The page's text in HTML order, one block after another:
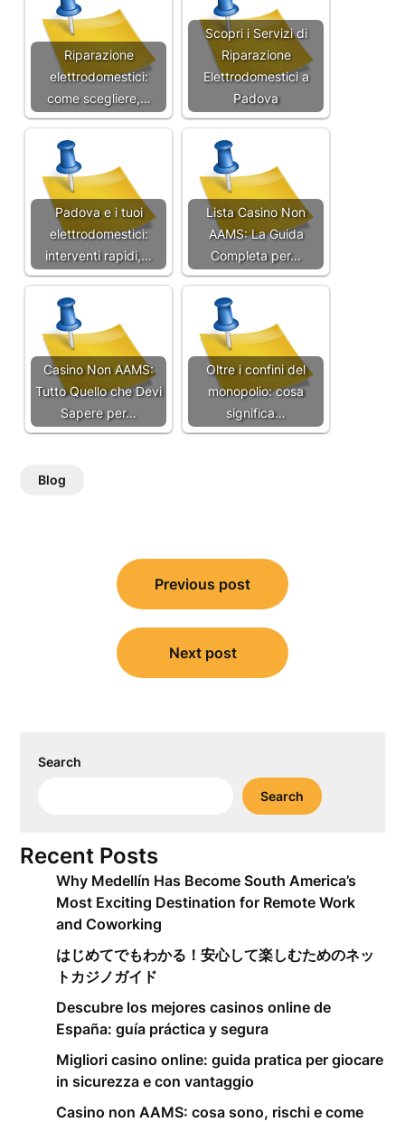
Riparazione
elettrodomestici:
come scegliere,…
Scopri i Servizi di
Riparazione
Elettrodomestici a
Padova
Padova e i tuoi
elettrodomestici:
interventi rapidi,…
Lista Casino Non
AAMS: La Guida
Completa per…
Casino Non AAMS:
Tutto Quello che Devi
Sapere per…
Oltre i confini del
monopolio: cosa
significa…
Blog
navigation
Previous post
Next post
Search
Search
Recent Posts
Why Medellín Has Become South America’s
Most Exciting Destination for Remote Work
and Coworking
はじめてでもわかる！安心して楽しむためのネッ
トカジノガイド
Descubre los mejores casinos online de
España: guía práctica y segura
Migliori casino online: guida pratica per giocare
in sicurezza e con vantaggio
Casino non AAMS: cosa sono, rischi e come